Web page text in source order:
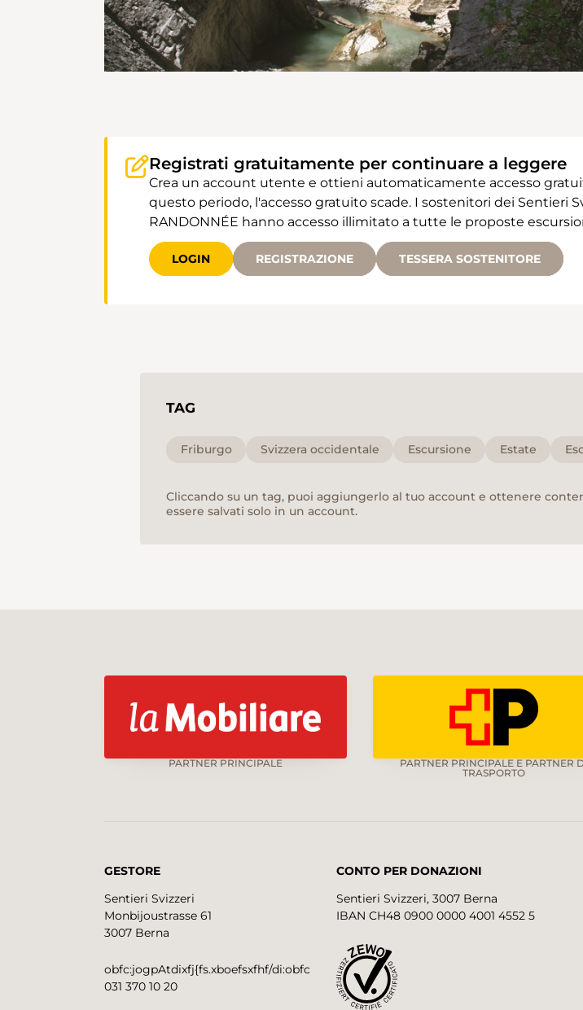
Registrati gratuitamente per continuare a leggere
Crea un account utente e ottieni automaticamente accesso
questo periodo, l'accesso gratuito scade. I sostenitori dei Sentieri
RANDONNÉE hanno accesso illimitato a tutte le proposte
LOGIN REGISTRAZIONE TESSERA SOSTENITORE
TAG
Friburgo Svizzera occidentale Escursione Estate
Cliccando su un tag, puoi aggiungerlo al tuo account e ottenere
essere salvati solo in un account.
PARTNER PRINCIPALE
PARTNER PRINCIPALE E PARTNER
TRASPORTO
GESTORE
Sentieri Svizzeri
Monbijoustrasse 61
3007 Berna
obfc:jogpAtdixfj{fs.xboefsxfhf/di:obfc
031 370 10 20
CONTO PER DONAZIONI
Sentieri Svizzeri, 3007 Berna
IBAN CH48 0900 0000 4001 4552 5